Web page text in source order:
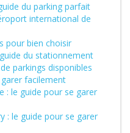
du parking parfait
international de
pour bien choisir
du stationnement
parkings disponibles
garer facilement
: le guide pour se garer
: le guide pour se garer